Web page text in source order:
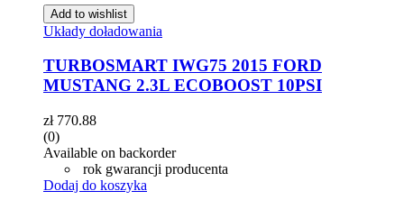
Add to wishlist
Układy doładowania
TURBOSMART IWG75 2015 FORD
MUSTANG 2.3L ECOBOOST 10PSI
zł770.88
(0)
Available on backorder
rok gwarancji producenta
Dodaj do koszyka